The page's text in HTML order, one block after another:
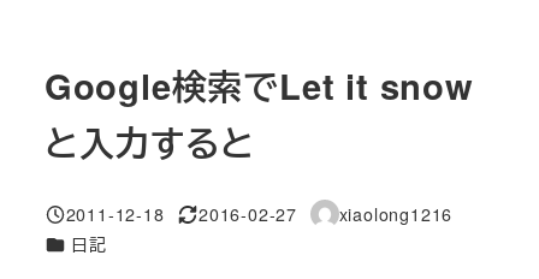
Google検索でLet it snow
と入力すると
投稿日
2011-12-18
更新日
2016-02-27
著
xiaolong1216
カテゴリー
日記